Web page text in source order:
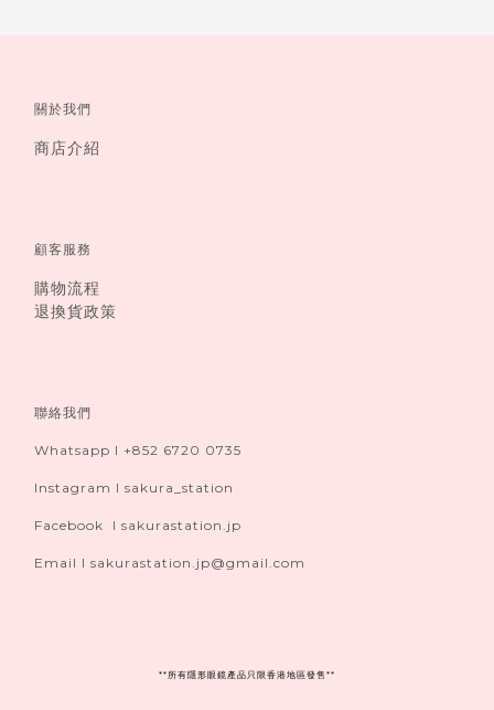
關於我們
商店介紹
顧客服務
購物流程
退換貨政策
聯絡我們
Whatsapp I +852 6720 0735
Instagram I sakura_station
Facebook I sakurastation.jp
Email I sakurastation.jp@gmail.com
** 所有隱形眼鏡產品只限香港地區發售**